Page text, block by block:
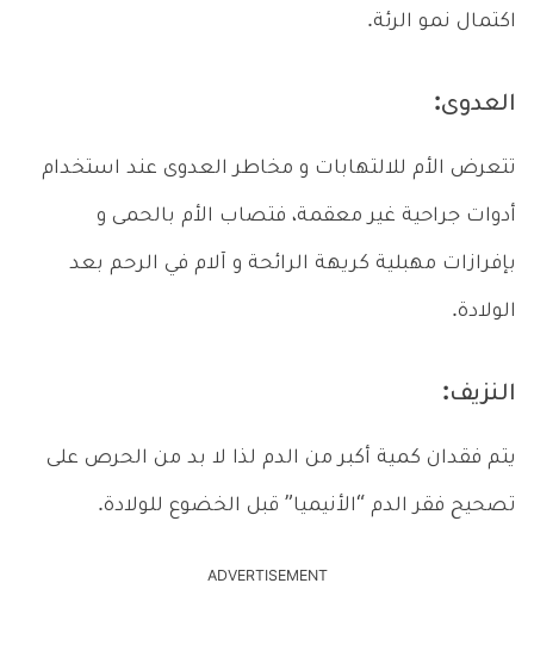
اكتمال نمو الرئة.
العدوى:
تتعرض الأم للالتهابات و مخاطر العدوى عند استخدام
أدوات جراحية غير معقمة، فتصاب الأم بالحمى و
بإفرازات مهبلية كريهة الرائحة و آلام في الرحم بعد
الولادة.
النزيف:
يتم فقدان كمية أكبر من الدم لذا لا بد من الحرص على
تصحيح فقر الدم “الأنيميا” قبل الخضوع للولادة.
ADVERTISEMENT